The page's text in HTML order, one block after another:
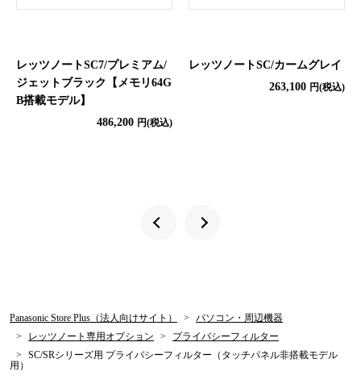
レッツノートSC7/プレミアム/
ジェットブラック【メモリ64G
B搭載モデル】
486,200 円(税込)
レッツノートSC/カームグレイ
263,100 円(税込)
Panasonic Store Plus（法人向けサイト）
パソコン・周辺機器
レッツノート専用オプション
プライバシーフィルター
SC/SRシリーズ用 プライバシーフィルター（タッチパネル非搭載モデル
用）